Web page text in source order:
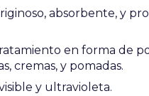
absorbente, y
en forma de
cremas, y pomadas.
y ultravioleta.